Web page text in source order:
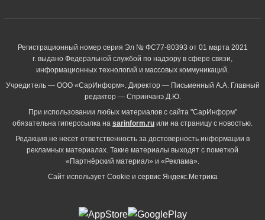
Регистрационный номер серия Эл № ФС77-80393 от 01 марта 2021
г. выдано Федеральной службой по надзору в сфере связи,
информационных технологий и массовых коммуникаций.
Учредитель — ООО «СарИнформ». Директор — Письменный А.А. Главный
редактор — Спринчанэ Д.Ю.
При использовании любых материалов с сайта "СарИнформ"
обязательна гиперссылка на sarinform.ru или на страницу с новостью.
Редакция не несет ответственность за достоверность информации в
рекламных материалах. Такие материалы выходят с пометкой
«Партнёрский материал» и «Реклама».
Сайт использует Cookie и сервиc Яндекс.Метрика